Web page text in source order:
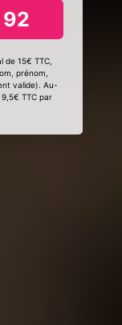
15€ TTC,
prénom,
valide). Au-
TTC par